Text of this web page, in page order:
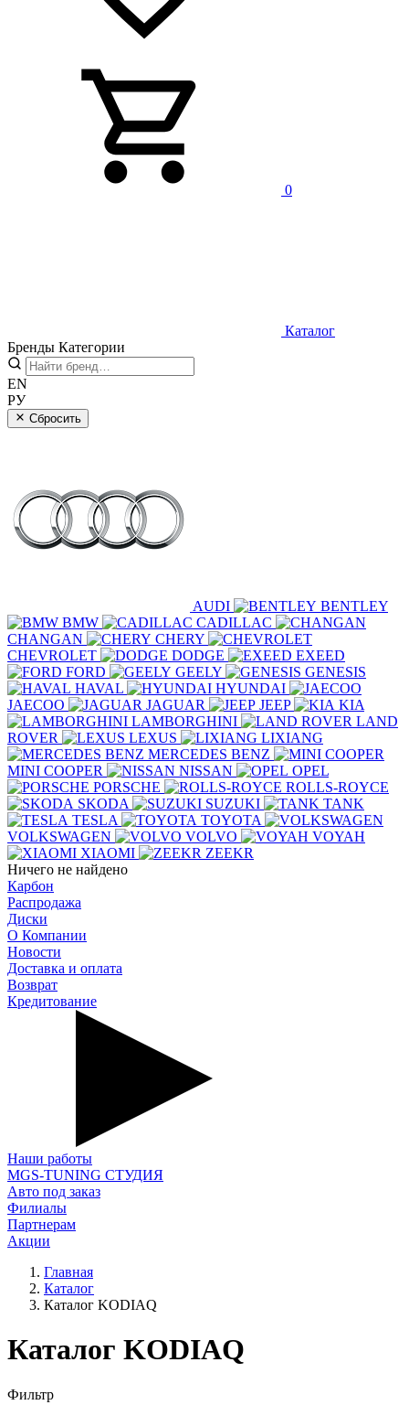
0
Каталог
Бренды Категории
EN
РУ
Сбросить
AUDI
BENTLEY
BMW
CADILLAC
CHANGAN
CHERY
CHEVROLET
DODGE
EXEED
FORD
GEELY
GENESIS
HAVAL
HYUNDAI
JAECOO
JAGUAR JEEP
KIA
LAMBORGHINI
LAND
ROVER
LEXUS
LIXIANG
MERCEDES BENZ
MINI COOPER
NISSAN
OPEL
PORSCHE
ROLLS-ROYCE
SKODA
SUZUKI
TANK
TESLA
TOYOTA
VOLKSWAGEN
VOLVO
VOYAH
XIAOMI
ZEEKR
Ничего не найдено
Карбон
Распродажа
Диски
О Компании
Новости
Доставка и оплата
Возврат
Кредитование
Наши работы
MGS-TUNING СТУДИЯ
Авто под заказ
Филиалы
Партнерам
Акции
Главная
Каталог
Каталог KODIAQ
Каталог KODIAQ
Фильтр